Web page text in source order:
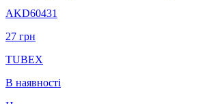
AKD60431
27 грн
TUBEX
В наявності